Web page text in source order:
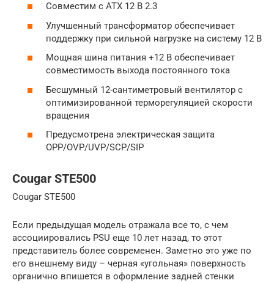
Совместим с ATX 12 В 2.3
Улучшенный трансформатор обеспечивает
поддержку при сильной нагрузке на систему 12 В
Мощная шина питания +12 В обеспечивает
совместимость выхода постоянного тока
Бесшумный 12-сантиметровый вентилятор с
оптимизированной терморегуляцией скорости
вращения
Предусмотрена электрическая защита
OPP/OVP/UVP/SCP/SIP
Cougar STE500
Cougar STE500
Если предыдущая модель отражала все то, с чем
ассоциировались PSU еще 10 лет назад, то этот
представитель более современен. Заметно это уже по
его внешнему виду – черная «угольная» поверхность
органично впишется в оформление задней стенки